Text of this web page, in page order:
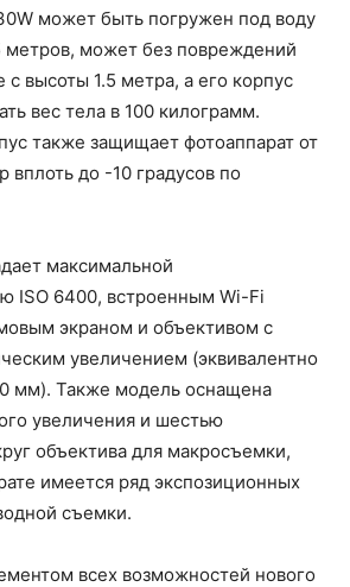
может быть погружен под воду
метров, может без повреждений
высоты 1.5 метра, а его корпус
вес тела в 100 килограмм.
также защищает фотоаппарат от
вплоть до -10 градусов по
максимальной
ISO 6400, встроенным Wi-Fi
экраном и объективом с
увеличением (эквивалентно
мм). Также модель оснащена
увеличения и шестью
объектива для макросъемки,
имеется ряд экспозиционных
съемки.
всех возможностей нового